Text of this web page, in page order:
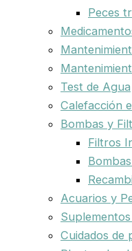
Peces
Test de Agua
Calefacción
Bombas y
Filtros
Acuarios y
Cuidados de